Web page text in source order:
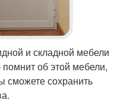
и складной мебели
об этой мебели,
сохранить